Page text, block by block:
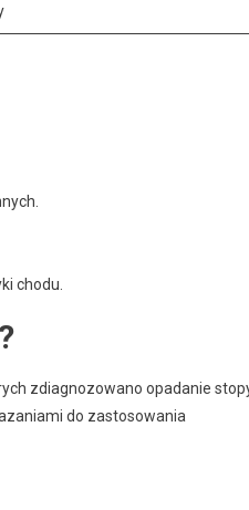
chodu.
zdiagnozowano opadanie
do zastosowania